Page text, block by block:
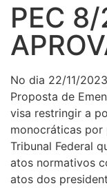
PEC
No dia 22/11/
Proposta de
visa restringir a
monocráticas
Tribunal Federal
atos normativos
atos dos